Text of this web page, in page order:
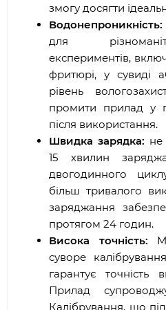
змогу досягти
Водонепроникність:
для
експериментів,
фритюрі, у сувиді
рівень
промити прилад у
після використання.
Швидка зарядка: не
15 хвилин
двогодинного
більш тривалого
заряджання
протягом 24 годин.
Висока точність:
суворе
гарантує точність
Прилад
Калібрування, що